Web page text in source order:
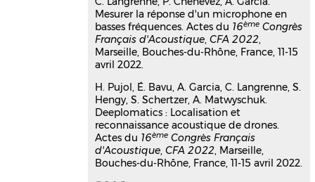
confined or noisy environments
Eric Bavu,Manuel Melon,Clément
Auzou,Stéphanie Lobréau,
Christophe Langrenne,Alexandre
Garcia
Acoustics 2012, Apr 2012, Nantes,
France
Communication dans un congrès
hal-00811124v1
Source identification in small
spaces using field separation
Mesurer la réponse d'un microphone en
basses fréquences. Actes du 16ème Congrès
Français d'Acoustique,CFA 2022,
Marseille, Bouches-du-Rhône, France, 11-15
avril 2022.
H. Pujol, É. Bavu, A. Garcia, C. Langrenne, S.
Hengy, S. Schertzer, A. Matwyschuk.
Deeplomatics : Localisation et
reconnaissance acoustique de drones.
Actes du 16ème Congrès Français
d'Acoustique,CFA 2022, Marseille,
Bouches-du-Rhône, France, 11-15 avril 2022.